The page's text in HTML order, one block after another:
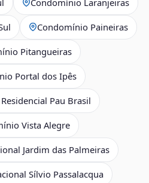
Condomínio Paineiras
Pitangueiras
Portal dos Ipês
Pau Brasil
Vista Alegre
Jardim das Palmeiras
Sílvio Passalacqua